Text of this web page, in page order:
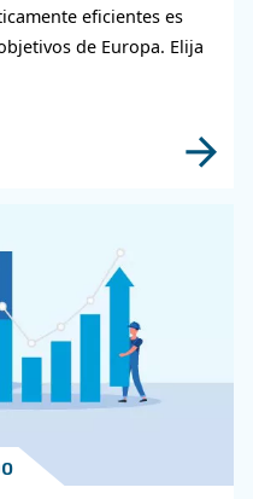
manguera
para
de aire y los